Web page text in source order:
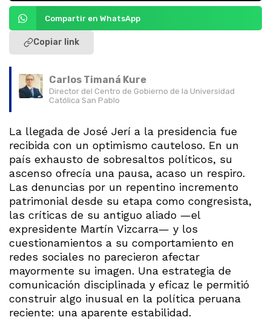
Compartir en WhatsApp
Copiar link
Carlos Timaná Kure
Director del Centro de Gobierno de la Universidad
Católica San Pablo
La llegada de José Jerí a la presidencia fue
recibida con un optimismo cauteloso. En un
país exhausto de sobresaltos políticos, su
ascenso ofrecía una pausa, acaso un respiro.
Las denuncias por un repentino incremento
patrimonial desde su etapa como congresista,
las críticas de su antiguo aliado —el
expresidente Martín Vizcarra— y los
cuestionamientos a su comportamiento en
redes sociales no parecieron afectar
mayormente su imagen. Una estrategia de
comunicación disciplinada y eficaz le permitió
construir algo inusual en la política peruana
reciente: una aparente estabilidad.